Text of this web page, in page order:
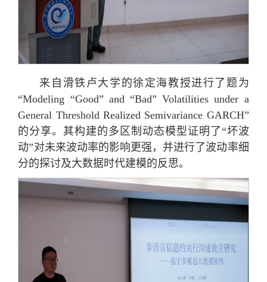
来自滑铁卢大学的徐定海教授进行了题为
“Modeling “Good” and “Bad” Volatilities under a
General Threshold Realized Semivariance GARCH”
的分享。其构建的多区制动态模型证明了“坏波
动”对未来波动率的影响更强，并进行了波动率细
分的探讨及大数据时代建模的反思。